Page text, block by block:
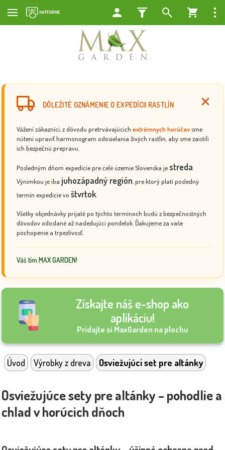
DÔLEŽITÉ OZNÁMENIE O EXPEDÍCII RASTLÍN
Vážení zákazníci, z dôvodu pretrvávajúcich extrémnych horúčav sme
nútení upraviť harmonogram odosielania živých rastlín, aby sme zaistili
ich bezpečnú prepravu.
Posledným dňom expedície pre celé územie Slovenska jestreda
Výnimkou je iba juhozápadný región , pre ktorý platí posledný
termín expedície vo štvrtok
Všetky objednávky prijaté po týchto termínoch budú z bezpečnostných
dôvodov odoslané až nasledujúci pondelok. Ďakujeme za vaše
pochopenie a trpezlivosť.
Váš tím MAX GARDEN!
Získajte náš e-shop ako
aplikáciu!
Pridajte si MaxGarden na plochu
Úvod Výrobky z dreva Osviežujúci set pre altánky
Osviežujúce sety pre altánky – pohodlie a
chlad v horúcich dňoch